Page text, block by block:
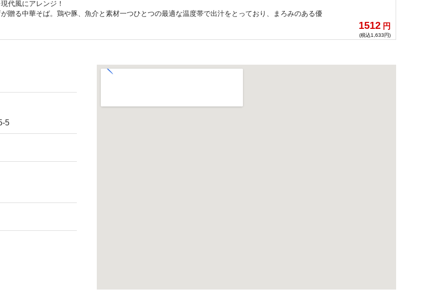
代風にアレンジ！
贈る中華そば。鶏や豚、魚介と素材一つひとつの最適な温度帯で出汁をとっており、まろみのある優
1512 円
(税込1,633円)
5